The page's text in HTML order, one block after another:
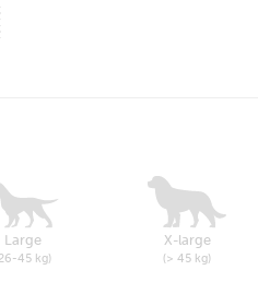
Large
(26-45 kg)
X-large
(> 45 kg)